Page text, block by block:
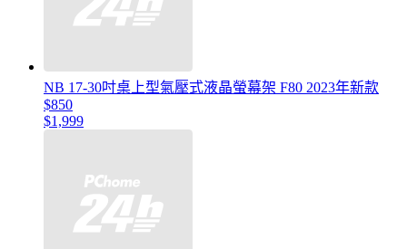
NB 17-30吋桌上型氣壓式液晶螢幕架 F80 2023年新款
$850
$1,999